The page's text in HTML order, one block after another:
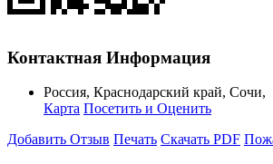
Контактная Информация
Россия, Краснодарский край, Сочи,
Карта Посетить и Оценить
Добавить Отзыв Печать Скачать PDF